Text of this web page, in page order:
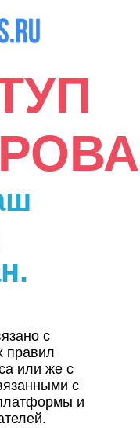
с
правил
или же с
с
и